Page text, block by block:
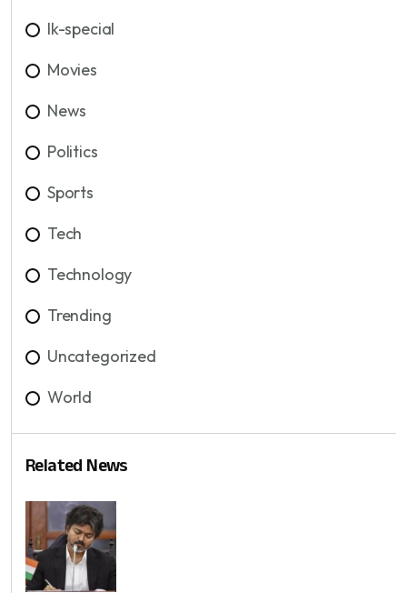
lk-special
Movies
News
Politics
Sports
Tech
Technology
Trending
Uncategorized
World
Related News